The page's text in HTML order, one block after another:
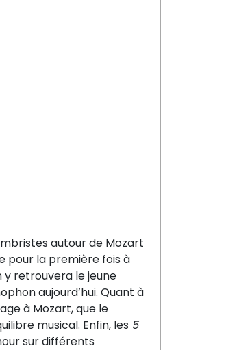
autour de Mozart
pour la première fois à
y retrouvera le jeune
aujourd’hui. Quant à
à Mozart, que le
musical. Enfin, les 5
sur différents